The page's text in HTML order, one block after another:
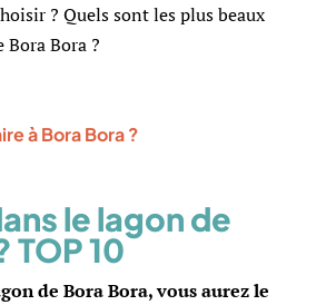
? Quels sont les plus beaux
Bora Bora ?
à Bora Bora ?
le lagon de
TOP 10
de Bora Bora, vous aurez le